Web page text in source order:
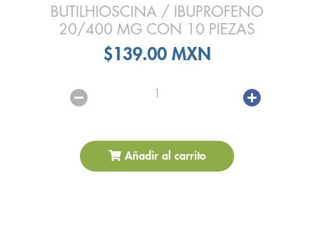
BUTILHIOSCINA / IBUPROFENO
20/400 MG CON 10 PIEZAS
$139.00 MXN
1
Añadir al carrito